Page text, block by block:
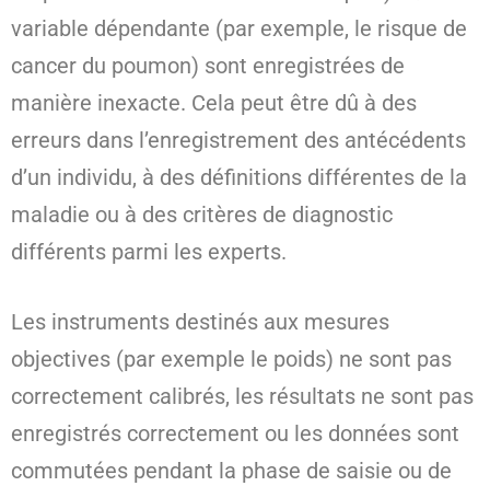
variable dépendante (par exemple, le risque de
cancer du poumon) sont enregistrées de
manière inexacte. Cela peut être dû à des
erreurs dans l’enregistrement des antécédents
d’un individu, à des définitions différentes de la
maladie ou à des critères de diagnostic
différents parmi les experts.
Les instruments destinés aux mesures
objectives (par exemple le poids) ne sont pas
correctement calibrés, les résultats ne sont pas
enregistrés correctement ou les données sont
commutées pendant la phase de saisie ou de